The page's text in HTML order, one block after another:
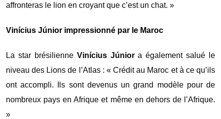
affronteras le lion en croyant que c’est un chat. »
Vinícius Júnior impressionné par le Maroc
La star brésilienne Vinícius Júniora également salué le
niveau des Lions de l’Atlas : « Crédit au Maroc et à ce qu’ils
ont accompli. Ils sont devenus un grand modèle pour de
nombreux pays en Afrique et même en dehors de l’Afrique.
»